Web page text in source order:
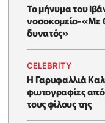
Το μήνυμα του
νοσοκομείο-«Με
δυνατός»
CELEBRITY
Η Γαρυφαλλιά
φωτογραφίες από
τους φίλους της